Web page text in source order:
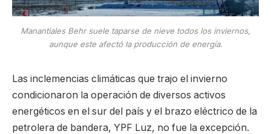
Manantiales Behr suele taparse de nieve todos los inviernos,
aunque este afectó la producción de energía.
Las inclemencias climáticas que trajo el invierno
condicionaron la operación de diversos activos
energéticos en el sur del país y el brazo eléctrico de la
petrolera de bandera, YPF Luz, no fue la excepción.